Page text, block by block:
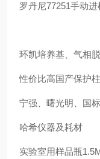
罗丹尼77251手动
环凯培养基、气相
性价比高国产保护
宁强、曙光明、国
哈希仪器及耗材
实验室用样品瓶